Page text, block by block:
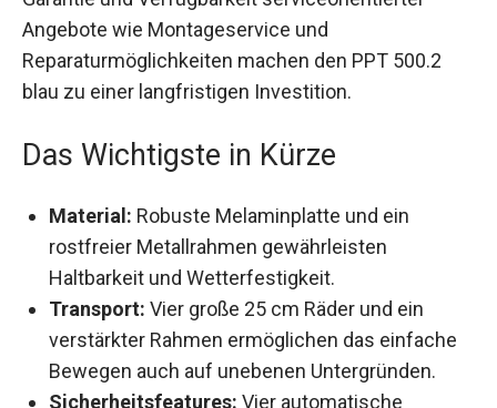
Angebote wie Montageservice und
Reparaturmöglichkeiten machen den PPT 500.2
blau zu einer langfristigen Investition.
Das Wichtigste in Kürze
rostfreier Metallrahmen gewährleisten
Haltbarkeit und Wetterfestigkeit.
Transport: Vier große 25 cm Räder und ein
verstärkter Rahmen ermöglichen das einfache
Bewegen auch auf unebenen Untergründen.
Sicherheitsfeatures:Vier automatische